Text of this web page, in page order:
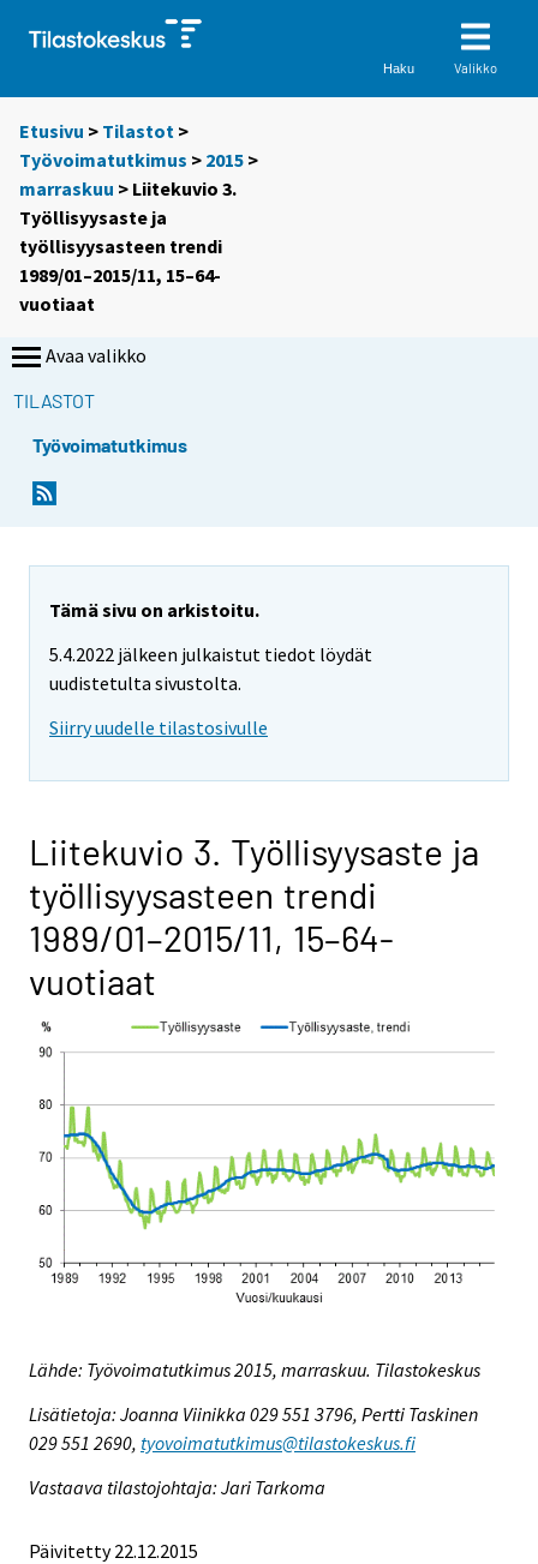
Haku Valikko
Etusivu > Tilastot >
Työvoimatutkimus > 2015 >
marraskuu > Liitekuvio 3.
Työllisyysaste ja
työllisyysasteen trendi
1989/01–2015/11, 15–64-
vuotiaat
Avaa valikko
TILASTOT
Työvoimatutkimus
Tämä sivu on arkistoitu.
5.4.2022 jälkeen julkaistut tiedot löydät
uudistetulta sivustolta.
Siirry uudelle tilastosivulle
Liitekuvio 3. Työllisyysaste ja
työllisyysasteen trendi
1989/01–2015/11, 15–64-
vuotiaat
Lähde: Työvoimatutkimus 2015, marraskuu. Tilastokeskus
Lisätietoja: Joanna Viinikka 029 551 3796, Pertti Taskinen
029 551 2690, tyovoimatutkimus@tilastokeskus.fi
Vastaava tilastojohtaja: Jari Tarkoma
Päivitetty 22.12.2015